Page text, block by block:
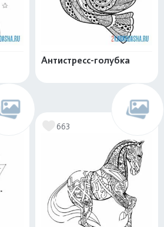
Антистресс-голубка
663